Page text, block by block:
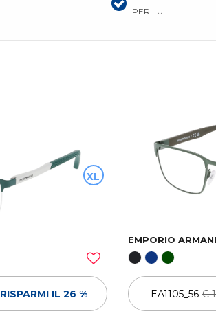
PER LUI
XL
RISPARMI IL 26 %
EMPORIO ARMANI
EA1105_56€